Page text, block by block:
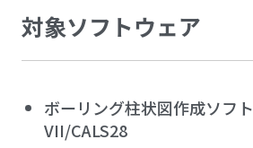
対象ソフトウェア
ボーリング柱状図作成ソフ
VII/CALS28